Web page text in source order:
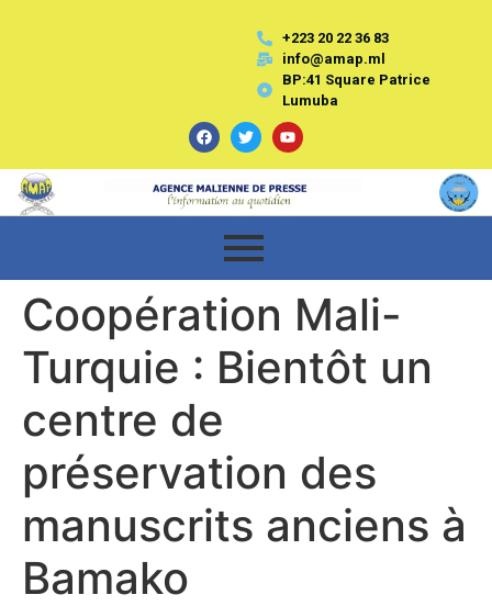
+223 20 22 36 83
info@amap.ml
BP:41 Square Patrice
Lumuba
Coopération Mali-
Turquie : Bientôt un
centre de
préservation des
manuscrits anciens à
Bamako